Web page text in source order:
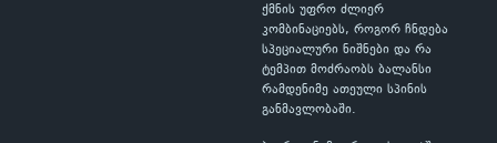
ქმნის უფრო ძლიერ
კომბინაციებს, როგორ ჩნდება
სპეციალური ნიშნები და რა
ტემპით მოძრაობს ბალანსი
რამდენიმე ათეული სპინის
განმავლობაში.